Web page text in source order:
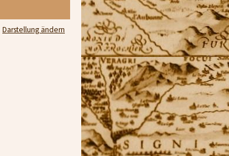
Darstellung ändern